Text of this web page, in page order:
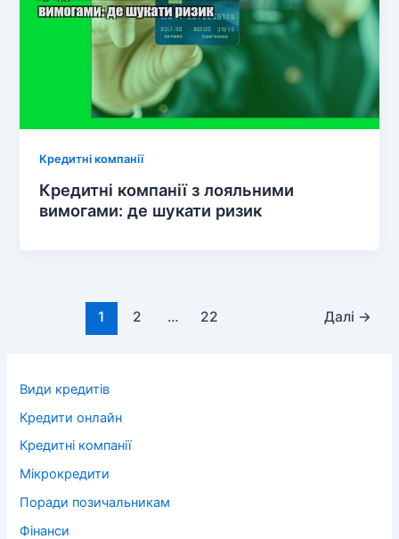
Кредитні компанії
Кредитні компанії з лояльними
вимогами: де шукати ризик
1 2 … 22 Далі →
Види кредитів
Кредити онлайн
Кредитні компанії
Мікрокредити
Поради позичальникам
Фінанси